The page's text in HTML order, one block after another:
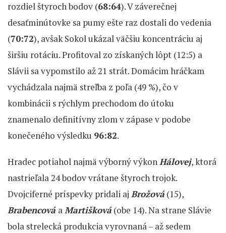
rozdiel štyroch bodov (68:64). V záverečnej
desaťminútovke sa pumy ešte raz dostali do vedenia
(70:72), avšak Sokol ukázal väčšiu koncentráciu aj
širšiu rotáciu. Profitoval zo získaných lôpt (12:5) a
Slávii sa vypomstilo až 21 strát. Domácim hráčkam
vychádzala najmä streľba z poľa (49 %), čo v
kombinácii s rýchlym prechodom do útoku
znamenalo definitívny zlom v zápase v podobe
konečeného výsledku 96:82.
Hradec potiahol najmä výborný výkonHálovej, ktorá
nastrieľala 24 bodov vrátane štyroch trojok.
Dvojciferné príspevky pridali aj Brožová(15),
Brabencová aMartišková(obe 14). Na strane Slávie
bola strelecká produkcia vyrovnaná – až sedem